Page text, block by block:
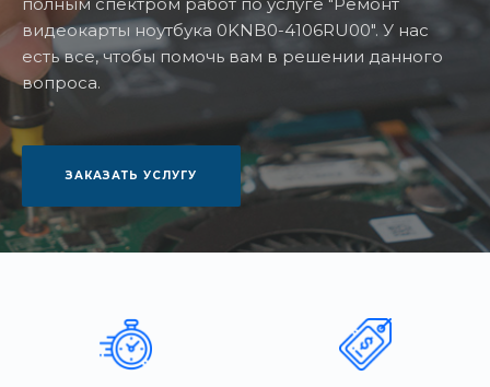
видеокарты ноутбука 0KNB0-4106RU00". У нас
есть все, чтобы помочь вам в решении данного
вопроса.
ЗАКАЗАТЬ УСЛУГУ